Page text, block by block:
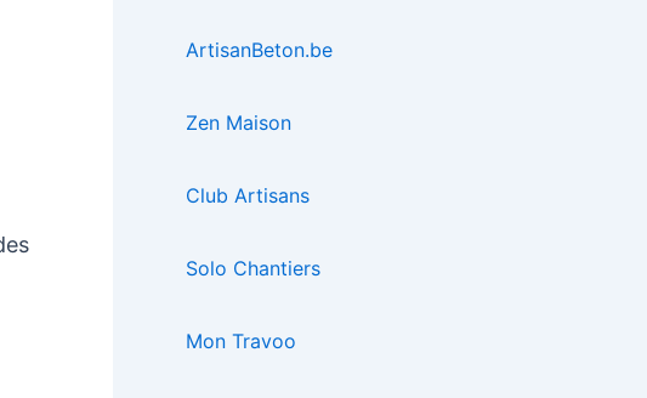
ArtisanBeton.be
Zen Maison
Club Artisans
Solo Chantiers
Mon Travoo